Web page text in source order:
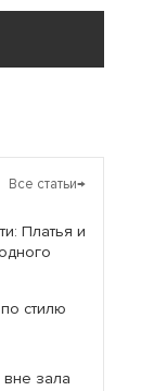
Все статьи→
Платья и
стилю
вне зала